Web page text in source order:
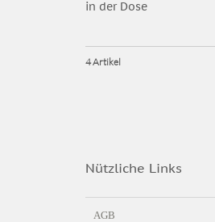
in der Dose
4 Artikel
Nützliche Links
AGB